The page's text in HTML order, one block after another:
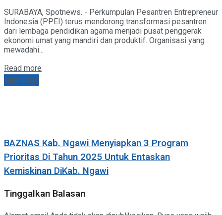
SURABAYA, Spotnews. - Perkumpulan Pesantren Entrepreneur
Indonesia (PPEI) terus mendorong transformasi pesantren
dari lembaga pendidikan agama menjadi pusat penggerak
ekonomi umat yang mandiri dan produktif. Organisasi yang
mewadahi...
Read more
Next Post
BAZNAS Kab. Ngawi Menyiapkan 3 Program
Prioritas Di Tahun 2025 Untuk Entaskan
Kemiskinan DiKab. Ngawi
Tinggalkan Balasan